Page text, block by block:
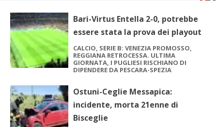
Bari-Virtus Entella 2-0, potrebbe
essere stata la prova dei playout
CALCIO, SERIE B: VENEZIA PROMOSSO,
REGGIANA RETROCESSA. ULTIMA
GIORNATA, I PUGLIESI RISCHIANO DI
DIPENDERE DA PESCARA-SPEZIA
Ostuni-Ceglie Messapica:
incidente, morta 21enne di
Bisceglie